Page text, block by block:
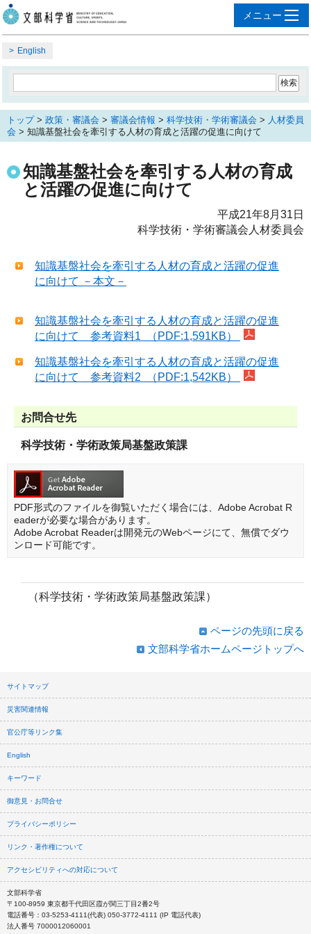
English
トップ> 政策・審議会 > 審議会情報 > 科学技術・学術審議会 > 人材委員
会 > 知識基盤社会を牽引する人材の育成と活躍の促進に向けて
知識基盤社会を牽引する人材の育成
と活躍の促進に向けて
平成21年8月31日
科学技術・学術審議会人材委員会
知識基盤社会を牽引する人材の育成と活躍の促進
に向けて －本文－
知識基盤社会を牽引する人材の育成と活躍の促進
に向けて 参考資料1 （PDF:1,591KB）
知識基盤社会を牽引する人材の育成と活躍の促進
に向けて 参考資料2 （PDF:1,542KB）
お問合せ先
科学技術・学術政策局基盤政策課
PDF形式のファイルを御覧いただく場合には、Adobe Acrobat R
eaderが必要な場合があります。
Adobe Acrobat Readerは開発元のWebページにて、無償でダウ
ンロード可能です。
（科学技術・学術政策局基盤政策課）
ページの先頭に戻る
文部科学省ホームページトップへ
サイトマップ
災害関連情報
官公庁等リンク集
English
キーワード
御意見・お問合せ
プライバシーポリシー
リンク・著作権について
アクセシビリティへの対応について
文部科学省
〒100-8959 東京都千代田区霞が関三丁目2番2号
電話番号：03-5253-4111(代表) 050-3772-4111 (IP 電話代表)
法人番号 7000012060001